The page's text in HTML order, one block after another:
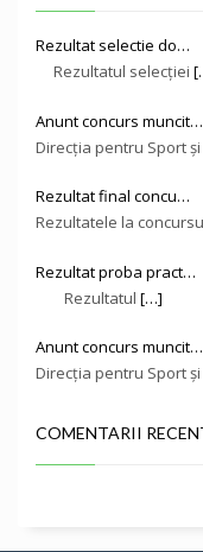
Rezultat selectie do…
Rezultatul selecției
Anunt concurs muncit…
Direcţia pentru Sport
Rezultat final concu…
Rezultatele la
Rezultat proba pract…
Rezultatul […]
Anunt concurs muncit…
Direcţia pentru Sport
COMENTARII